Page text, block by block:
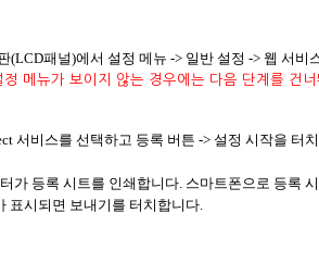
(LCD패널)에서 설정 메뉴 -> 일반 설정 -> 웹 서비
메뉴가 보이지 않는 경우에는 다음 단계를 건
서비스를 선택하고 등록 버튼 -> 설정 시작을 터
가 등록 시트를 인쇄합니다. 스마트폰으로 등록
표시되면 보내기를 터치합니다.